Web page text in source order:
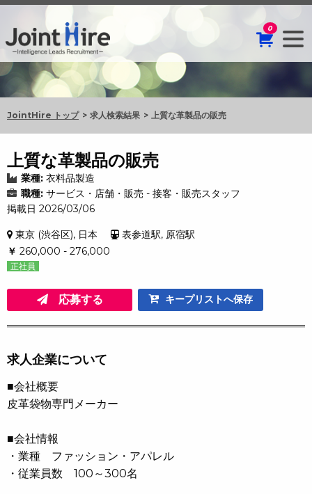
0
JointHire トップ 求人検索結果 上質な革製品の販売
上質な革製品の販売
業種: 衣料品製造
職種: サービス・店舗・販売 - 接客・販売スタッフ
掲載日 2026/03/06
東京 (渋谷区), 日本
表参道駅, 原宿駅
￥ 260,000 - 276,000
正社員
応募する キープリストへ保存
求人企業について
■会社概要
皮革袋物専門メーカー
■会社情報
・業種 ファッション・アパレル
・従業員数 100～300名